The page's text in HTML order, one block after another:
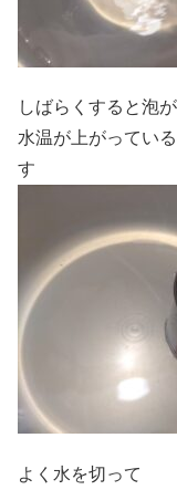
しばらくすると泡
水温が上がってい
す
よく水を切って